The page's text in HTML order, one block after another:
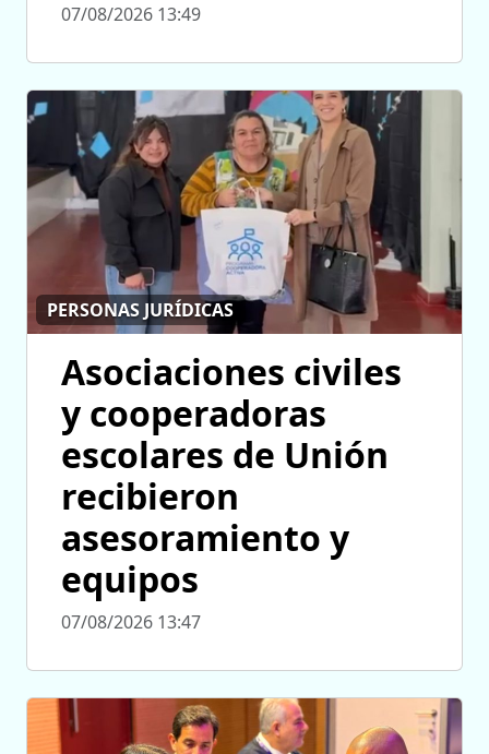
07/08/2026 13:49
PERSONAS JURÍDICAS
Asociaciones civiles
y cooperadoras
escolares de Unión
recibieron
asesoramiento y
equipos
07/08/2026 13:47